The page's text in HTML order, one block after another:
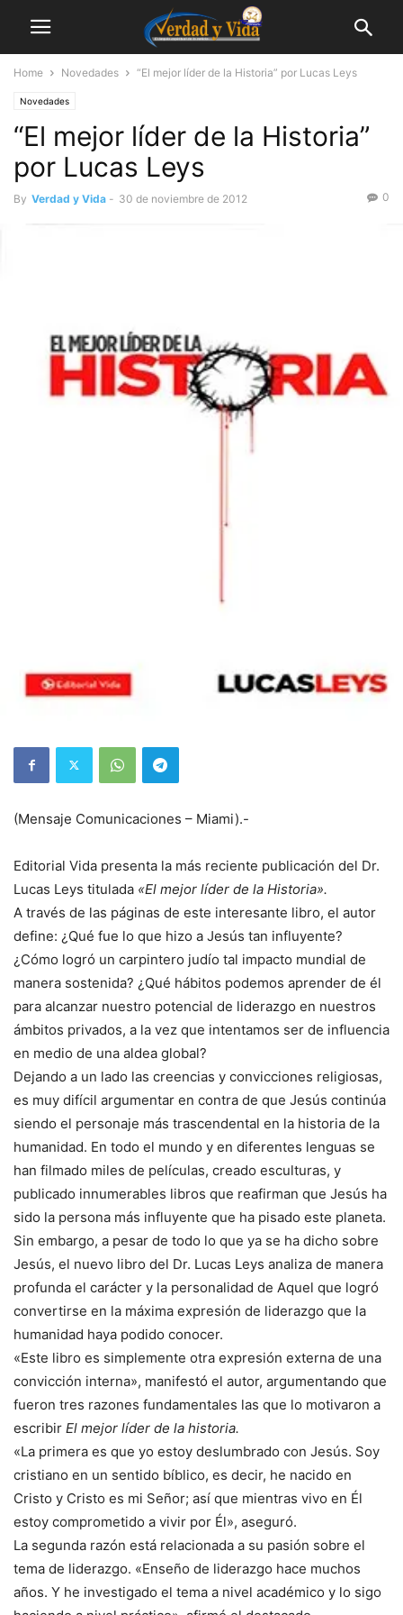
Home Novedades “El mejor líder de la Historia” por Lucas Leys
Novedades
“El mejor líder de la Historia”
por Lucas Leys
By Verdad y Vida - 30 de noviembre de 2012 0
(Mensaje Comunicaciones – Miami).-
Editorial Vida presenta la más reciente publicación del Dr.
Lucas Leys titulada «El mejor líder de la Historia».
A través de las páginas de este interesante libro, el autor
define: ¿Qué fue lo que hizo a Jesús tan influyente?
¿Cómo logró un carpintero judío tal impacto mundial de
manera sostenida? ¿Qué hábitos podemos aprender de él
para alcanzar nuestro potencial de liderazgo en nuestros
ámbitos privados, a la vez que intentamos ser de influencia
en medio de una aldea global?
Dejando a un lado las creencias y convicciones religiosas,
es muy difícil argumentar en contra de que Jesús continúa
siendo el personaje más trascendental en la historia de la
humanidad. En todo el mundo y en diferentes lenguas se
han filmado miles de películas, creado esculturas, y
publicado innumerables libros que reafirman que Jesús ha
sido la persona más influyente que ha pisado este planeta.
Sin embargo, a pesar de todo lo que ya se ha dicho sobre
Jesús, el nuevo libro del Dr. Lucas Leys analiza de manera
profunda el carácter y la personalidad de Aquel que logró
convertirse en la máxima expresión de liderazgo que la
humanidad haya podido conocer.
«Este libro es simplemente otra expresión externa de una
convicción interna», manifestó el autor, argumentando que
fueron tres razones fundamentales las que lo motivaron a
escribir El mejor líder de la historia.
«La primera es que yo estoy deslumbrado con Jesús. Soy
cristiano en un sentido bíblico, es decir, he nacido en
Cristo y Cristo es mi Señor; así que mientras vivo en Él
estoy comprometido a vivir por Él», aseguró.
La segunda razón está relacionada a su pasión sobre el
tema de liderazgo. «Enseño de liderazgo hace muchos
años. Y he investigado el tema a nivel académico y lo sigo